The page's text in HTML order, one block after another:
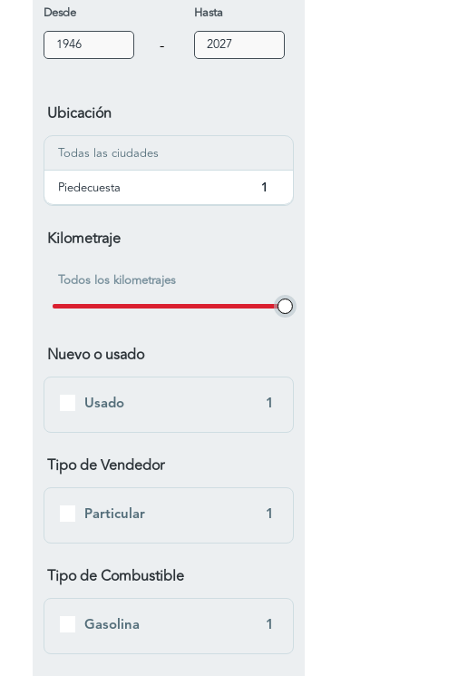
Desde
-
Hasta
Ubicación
Todas las ciudades
Piedecuesta
1
Kilometraje
Todos los kilometrajes
Nuevo o usado
Usado 1
Tipo de Vendedor
Particular 1
Tipo de Combustible
Gasolina 1